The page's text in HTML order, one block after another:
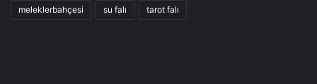
meleklerbahçesi su falı tarot falı